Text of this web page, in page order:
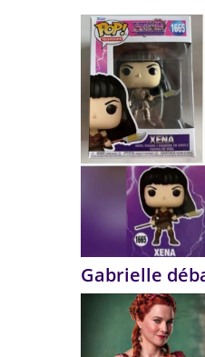
Gabrielle